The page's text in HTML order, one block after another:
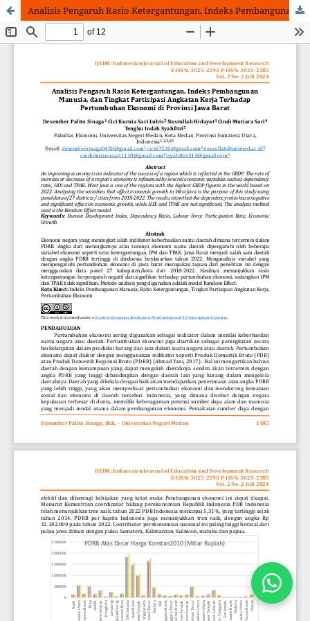
Analisis Pengaruh Rasio Ketergantungan, Indeks Pembangunan Manusia, dan Tingkat Partisipasi Angkatan Kerja Terhadap Pertumbuhan Ekonomi di Provinsi Jawa Barat